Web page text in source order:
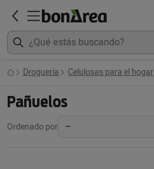
Droguería Celulosas para el hogar
Pañuelos
Ordenado por